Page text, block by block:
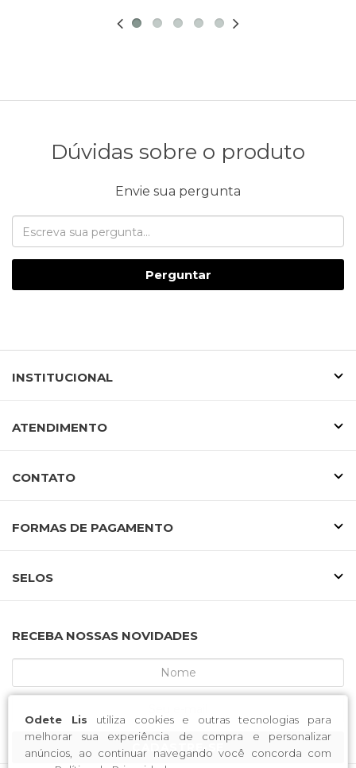
Odete Lis utiliza cookies e outras tecnologias para
melhorar sua experiência de compra e personalizar
anúncios, ao continuar navegando você concorda com
Dúvidas sobre o produto
Envie sua pergunta
Perguntar
INSTITUCIONAL
ATENDIMENTO
CONTATO
FORMAS DE PAGAMENTO
SELOS
RECEBA NOSSAS NOVIDADES
CADASTRE-SE